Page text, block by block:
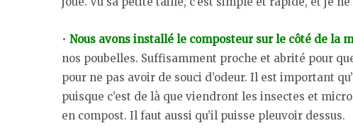
• Nous avons installé le composteur sur le côté de la
nos poubelles. Suffisamment proche et abrité pour
pour ne pas avoir de souci d’odeur. Il est important
puisque c’est de là que viendront les insectes et
en compost. Il faut aussi qu’il puisse pleuvoir dessus.